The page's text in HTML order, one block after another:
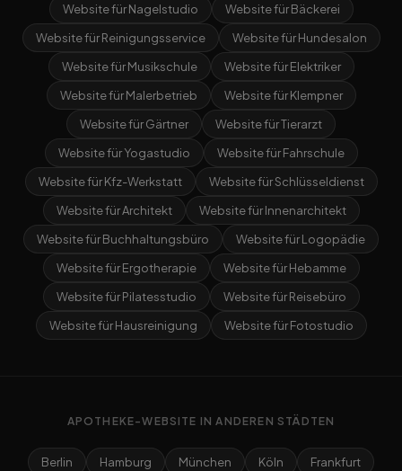
Website für Nagelstudio
Website für Bäckerei
Website für Reinigungsservice
Website für Hundesalon
Website für Musikschule
Website für Elektriker
Website für Malerbetrieb
Website für Klempner
Website für Gärtner
Website für Tierarzt
Website für Yogastudio
Website für Fahrschule
Website für Kfz-Werkstatt
Website für Schlüsseldienst
Website für Architekt
Website für Innenarchitekt
Website für Buchhaltungsbüro
Website für Logopädie
Website für Ergotherapie
Website für Hebamme
Website für Pilatesstudio
Website für Reisebüro
Website für Hausreinigung
Website für Fotostudio
APOTHEKE-WEBSITE IN ANDEREN STÄDTEN
Berlin Hamburg München Köln
Frankfurt